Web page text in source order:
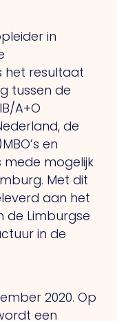
in
het resultaat
tussen de
A+O
de
en
mede mogelijk
Met dit
aan het
de Limburgse
in de
2020. Op
een